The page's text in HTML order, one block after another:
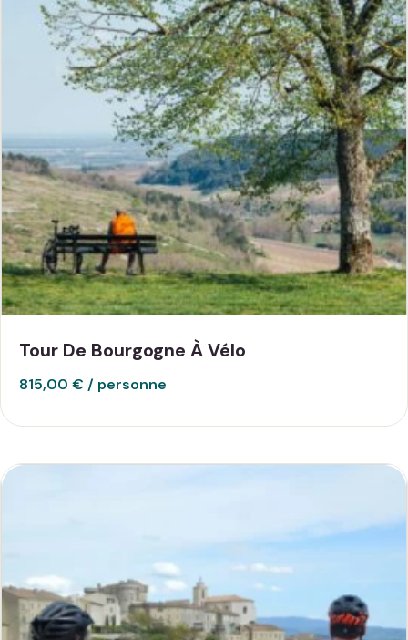
Tour De Bourgogne À Vélo
815,00 €